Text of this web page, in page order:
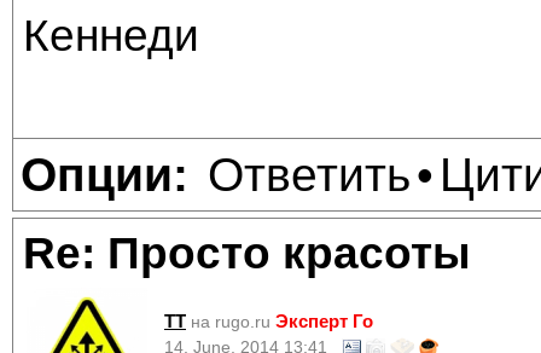
Кеннеди
Опции: Ответить•
Re: Просто красоты
TT на rugo.ru Эксперт Го
14, June, 2014 13:41